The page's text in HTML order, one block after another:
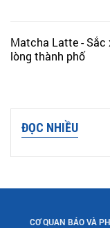
Matcha Latte - Sắc
lòng thành phố
ĐỌC NHIỀU
CƠ QUAN BÁO VÀ